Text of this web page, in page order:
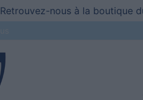
Retrouvez-nous à la boutique